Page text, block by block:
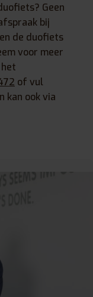
Geen
bij
de duofiets
voor meer
of vul
kan ook via